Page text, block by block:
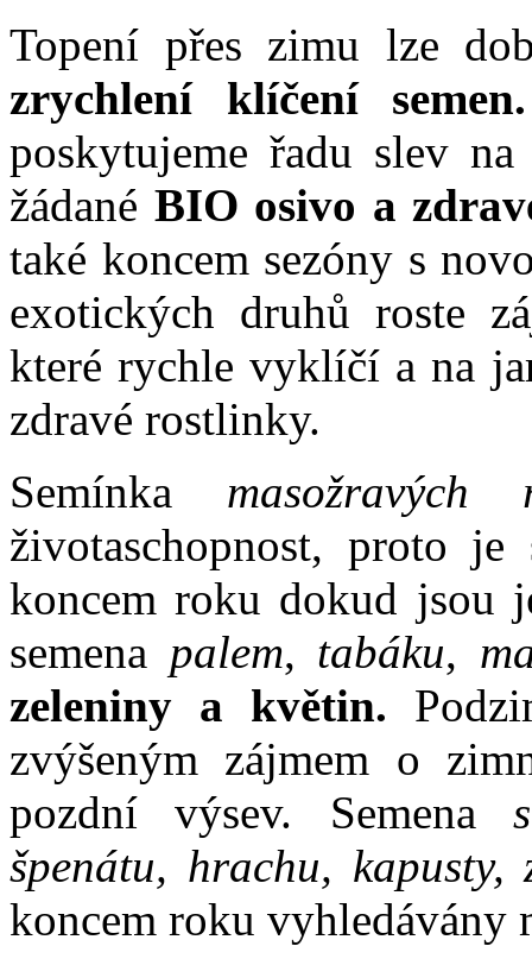
Topení přes zimu lze
zrychlení klíčení semen.
poskytujeme řadu slev
žádané BIO osivo a
také koncem sezóny s
exotických druhů roste
které rychle vyklíčí a na
zdravé rostlinky.
Semínka masožravých
životaschopnost, proto je
koncem roku dokud jsou
semena palem, tabáku,
zeleniny a květin.
zvýšeným zájmem o
pozdní výsev. Semena
špenátu, hrachu, kapusty,
koncem roku vyhledávány